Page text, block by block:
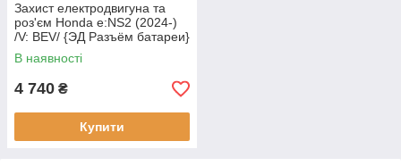
Захист електродвигуна та
роз'єм Honda e:NS2 (2024-)
/V: BEV/ {ЭД Разъём батареи}
КГМ
В наявності
4 740 ₴
Купити